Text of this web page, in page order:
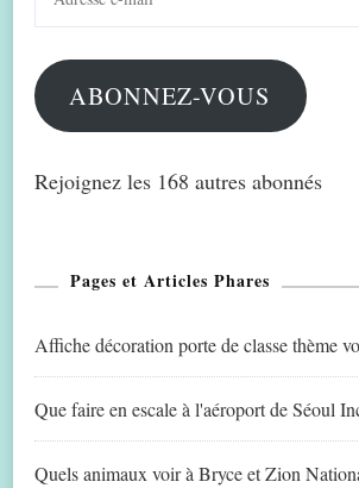
mail
ABONNEZ-VOUS
Rejoignez les 168 autres abonnés
Pages et Articles Phares
Affiche décoration porte de classe thème
Que faire en escale à l'aéroport de Séoul
Quels animaux voir à Bryce et Zion